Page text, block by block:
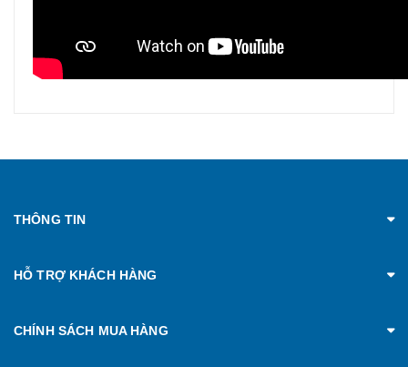
THÔNG TIN
HỖ TRỢ KHÁCH HÀNG
CHÍNH SÁCH MUA HÀNG